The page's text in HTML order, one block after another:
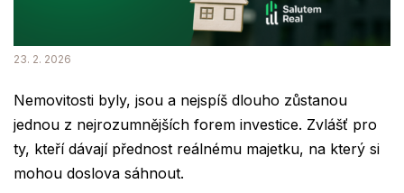
23. 2. 2026
Nemovitosti byly, jsou a nejspíš dlouho zůstanou
jednou z nejrozumnějších forem investice. Zvlášť pro
ty, kteří dávají přednost reálnému majetku, na který si
mohou doslova sáhnout.